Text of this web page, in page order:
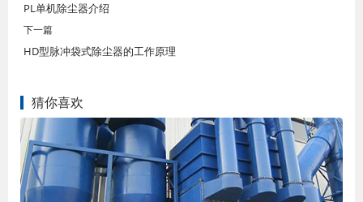
PL单机除尘器介绍
下一篇
HD型脉冲袋式除尘器的工作原理
猜你喜欢